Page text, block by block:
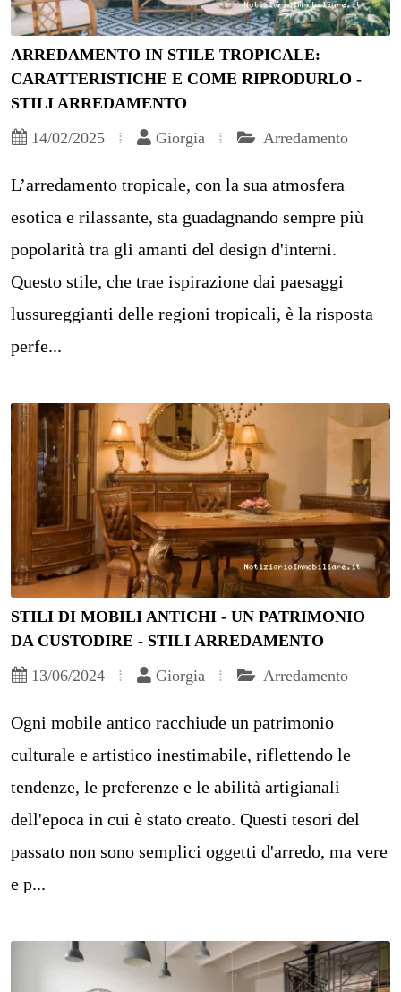
ARREDAMENTO IN STILE TROPICALE:
CARATTERISTICHE E COME RIPRODURLO -
STILI ARREDAMENTO
14/02/2025
Giorgia Arredamento
L’arredamento tropicale, con la sua atmosfera
esotica e rilassante, sta guadagnando sempre più
popolarità tra gli amanti del design d'interni.
Questo stile, che trae ispirazione dai paesaggi
lussureggianti delle regioni tropicali, è la risposta
perfe...
STILI DI MOBILI ANTICHI - UN PATRIMONIO
DA CUSTODIRE - STILI ARREDAMENTO
13/06/2024
Giorgia Arredamento
Ogni mobile antico racchiude un patrimonio
culturale e artistico inestimabile, riflettendo le
tendenze, le preferenze e le abilità artigianali
dell'epoca in cui è stato creato. Questi tesori del
passato non sono semplici oggetti d'arredo, ma vere
e p...